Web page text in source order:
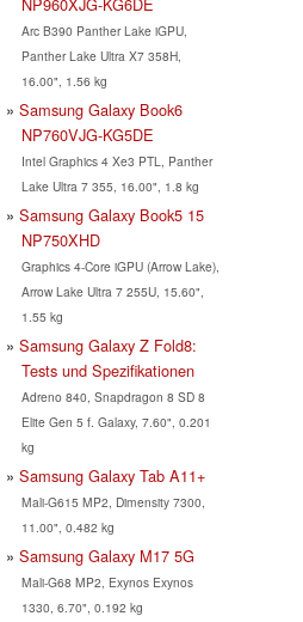
Arc B390 Panther Lake iGPU,
Panther Lake Ultra X7 358H,
16.00", 1.56 kg
Samsung Galaxy Book6
NP760VJG-KG5DE
Intel Graphics 4 Xe3 PTL, Panther
Lake Ultra 7 355, 16.00", 1.8 kg
Samsung Galaxy Book5 15
NP750XHD
Graphics 4-Core iGPU (Arrow Lake),
Arrow Lake Ultra 7 255U, 15.60",
1.55 kg
Samsung Galaxy Z Fold8:
Tests und Spezifikationen
Adreno 840, Snapdragon 8 SD 8
Elite Gen 5 f. Galaxy, 7.60", 0.201
kg
Samsung Galaxy Tab A11+
Mali-G615 MP2, Dimensity 7300,
11.00", 0.482 kg
Samsung Galaxy M17 5G
Mali-G68 MP2, Exynos Exynos
1330, 6.70", 0.192 kg